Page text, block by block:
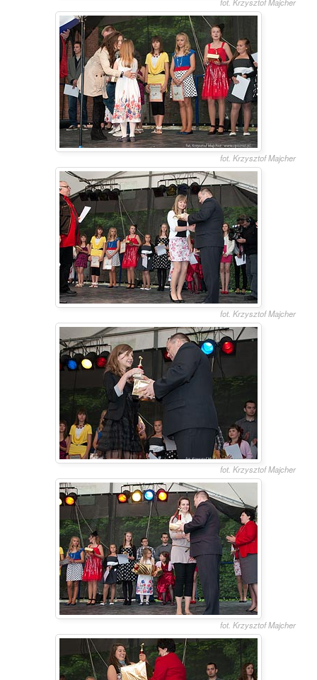
fot. Krzysztof Majcher
fot. Krzysztof Majcher
fot. Krzysztof Majcher
fot. Krzysztof Majcher